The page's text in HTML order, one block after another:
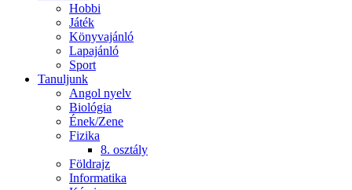
Hobbi
Játék
Könyvajánló
Lapajánló
Sport
Tanuljunk
Angol nyelv
Biológia
Ének/Zene
Fizika
8. osztály
Földrajz
Informatika